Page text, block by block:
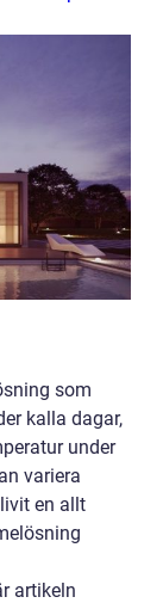
som
kalla dagar,
under
variera
en allt
artikeln